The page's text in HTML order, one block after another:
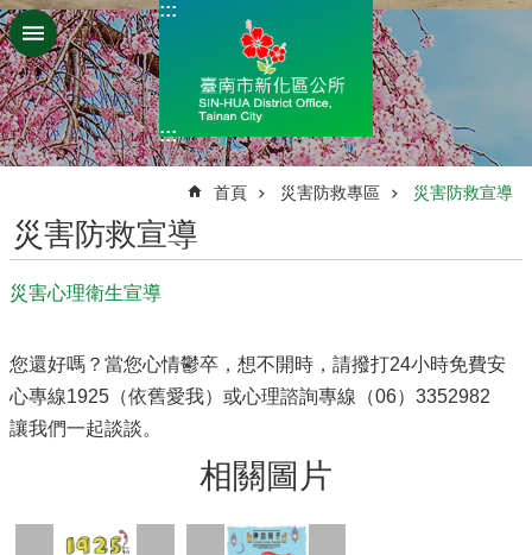
跳到主要內容區塊
:::
:::
首頁 災害防救專區 災害防救宣導
災害防救宣導
災害心理衛生宣導
您還好嗎？當您心情鬱卒，想不開時，請撥打24小時免費安
心專線1925（依舊愛我）或心理諮詢專線（06）3352982
讓我們一起談談。
相關圖片